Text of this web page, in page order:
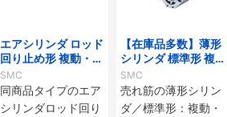
エアシリンダ ロッド
回り止め形 複動・片
ロッド MBKシリー
ズ
SMC
同商品タイプのエア
シリンダロッド回り
【在庫品多数】薄形
シリンダ 標準形 複
動・片ロッド CQ2
シリーズ
SMC
売れ筋の薄形シリン
ダ／標準形：複動・